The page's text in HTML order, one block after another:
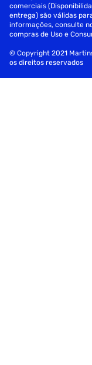
Traseiras:
- Resolução -
(Tele) + 50MP
- Abertura -
comerciais
entrega) são válidas
informações, consulte
compras de Uso e
© Copyright 2021
os direitos reservados